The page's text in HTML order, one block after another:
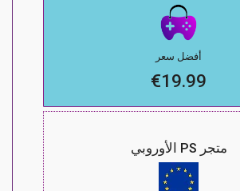
أفضل سعر
€19.99
متجر PS الأوروبي